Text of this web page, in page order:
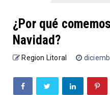
¿Por qué
Navidad?
Region Litoral